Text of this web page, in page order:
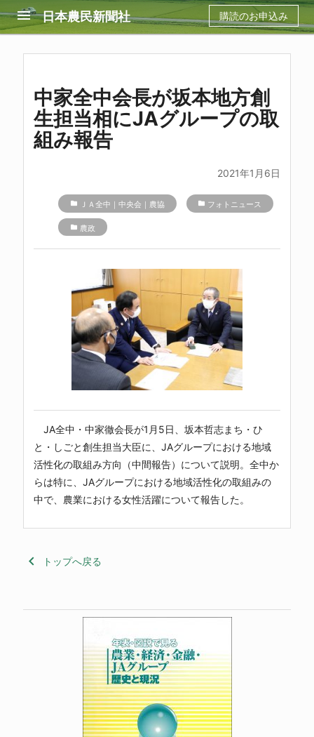
menu 日本農民新聞社 購読のお申込み
中家全中会長が坂本地方創
生担当相にJAグループの取
組み報告
2021年1月6日
folder ＪＡ全中｜中央会｜農協 folder フォトニュース
folder 農政
JA全中・中家徹会長が1月5日、坂本哲志まち・ひ
と・しごと創生担当大臣に、JAグループにおける地域
活性化の取組み方向（中間報告）について説明。全中か
らは特に、JAグループにおける地域活性化の取組みの
中で、農業における女性活躍について報告した。
keyboard_arrow_left トップへ戻る